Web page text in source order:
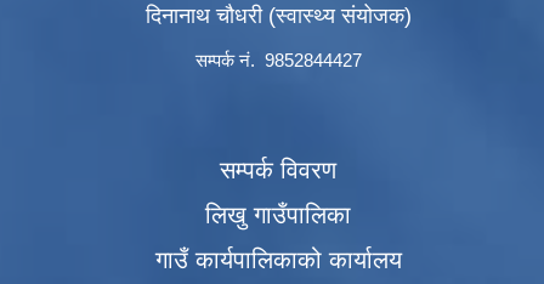
दिनानाथ चौधरी (स्वास्थ्य संयोजक)
सम्पर्क नं. 9852844427
सम्पर्क विवरण
लिखु गाउँपालिका
गाउँ कार्यपालिकाको कार्यालय